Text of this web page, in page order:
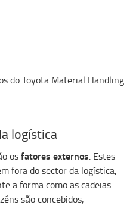
logística
osfatores externos. Estes
fora do sector da logística,
a forma como as cadeias
são concebidos,